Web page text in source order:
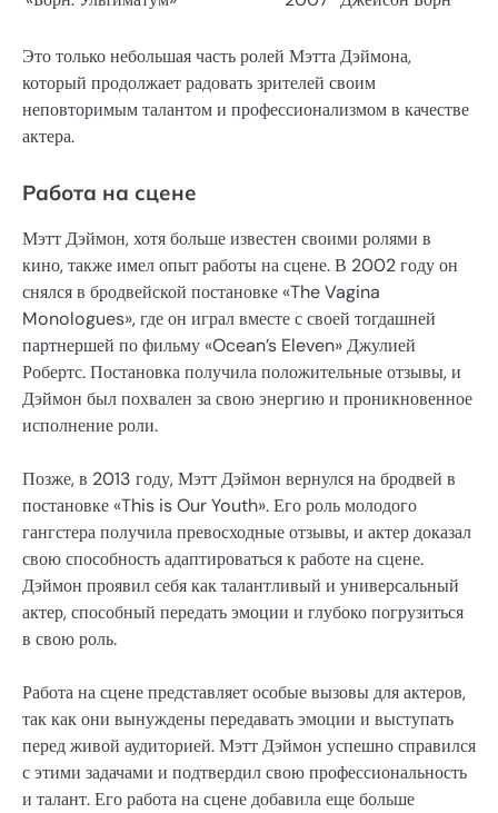
Это только небольшая часть ролей Мэтта Дэймона,
который продолжает радовать зрителей своим
неповторимым талантом и профессионализмом в качестве
актера.
Работа на сцене
Мэтт Дэймон, хотя больше известен своими ролями в
кино, также имел опыт работы на сцене. В 2002 году он
снялся в бродвейской постановке «The Vagina
Monologues», где он играл вместе с своей тогдашней
партнершей по фильму «Ocean’s Eleven» Джулией
Робертс. Постановка получила положительные отзывы, и
Дэймон был похвален за свою энергию и проникновенное
исполнение роли.
Позже, в 2013 году, Мэтт Дэймон вернулся на бродвей в
постановке «This is Our Youth». Его роль молодого
гангстера получила превосходные отзывы, и актер доказал
свою способность адаптироваться к работе на сцене.
Дэймон проявил себя как талантливый и универсальный
актер, способный передать эмоции и глубоко погрузиться
в свою роль.
Работа на сцене представляет особые вызовы для актеров,
так как они вынуждены передавать эмоции и выступать
перед живой аудиторией. Мэтт Дэймон успешно справился
с этими задачами и подтвердил свою профессиональность
и талант. Его работа на сцене добавила еще больше